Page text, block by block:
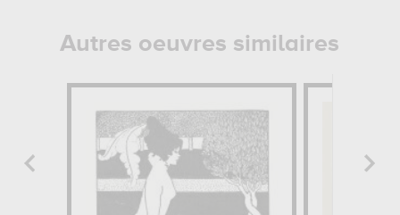
Autres oeuvres similaires